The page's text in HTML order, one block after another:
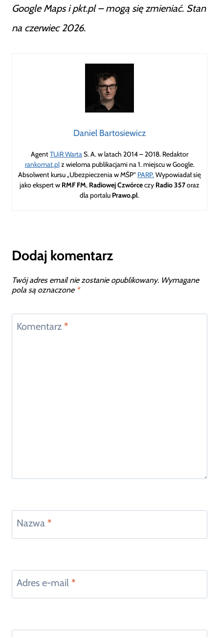
Google Maps i pkt.pl – mogą się zmieniać. Stan
na czerwiec 2026.
Daniel Bartosiewicz
AgentTUiR WartaS. A. w latach 2014 – 2018. Redaktor
rankomat.plz wieloma publikacjami na 1. miejscu w Google.
Absolwent kursu „Ubezpieczenia w MŚP” PARP.Wypowiadał się
jako ekspert w RMF FM, Radiowej Czwórceczy Radio 357oraz
dla portalu Prawo.pl.
Dodaj komentarz
Twój adres email nie zostanie opublikowany. Wymagane
pola są oznaczone *
Komentarz *
Nazwa *
Adres e-mail *